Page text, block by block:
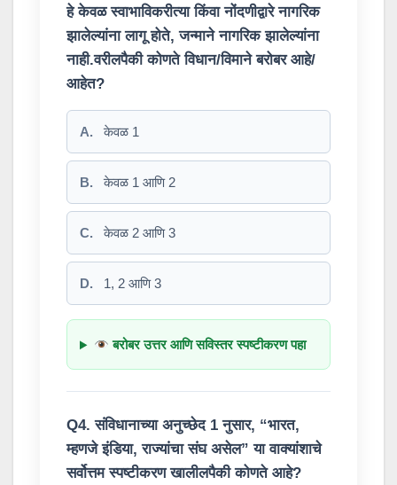
हे केवळ स्वाभाविकरीत्या किंवा नोंदणीद्वारे नागरिक
झालेल्यांना लागू होते, जन्माने नागरिक झालेल्यांना
नाही.वरीलपैकी कोणते विधान/विमाने बरोबर आहे/
आहेत?
A. केवळ 1
B. केवळ 1 आणि 2
C. केवळ 2 आणि 3
D. 1, 2 आणि 3
बरोबर उत्तर आणि सविस्तर स्पष्टीकरण पहा
Q4. संविधानाच्या अनुच्छेद 1 नुसार, “भारत,
म्हणजे इंडिया, राज्यांचा संघ असेल” या वाक्यांशाचे
सर्वोत्तम स्पष्टीकरण खालीलपैकी कोणते आहे?